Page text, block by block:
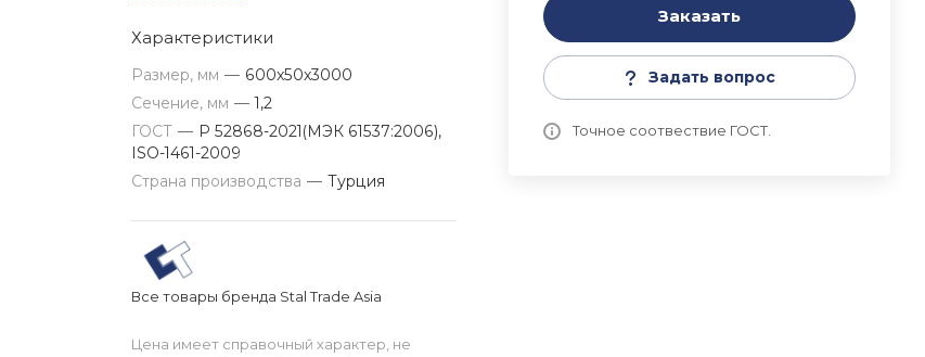
Заказать
Задать вопрос
Точное соотвествие ГОСТ.
Характеристики
Размер, мм — 600x50x3000
Сечение, мм — 1,2
ГОСТ — Р 52868-2021(МЭК 61537:2006),
ISO-1461-2009
Страна производства — Турция
Все товары бренда Stal Trade Asia
Цена имеет справочный характер, не